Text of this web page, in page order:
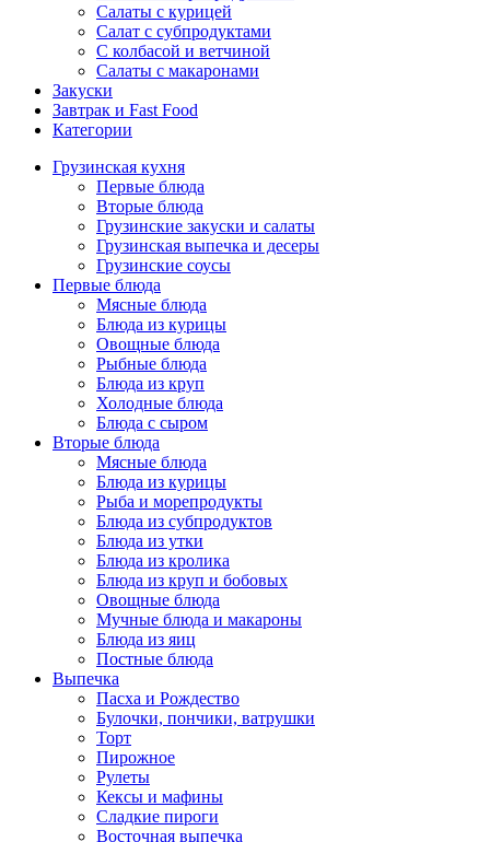
Салаты с курицей
Салат с субпродуктами
С колбасой и ветчиной
Салаты с макаронами
Закуски
Завтрак и Fast Food
Категории
Грузинская кухня
Первые блюда
Вторые блюда
Грузинские закуски и салаты
Грузинская выпечка и десеры
Грузинские соусы
Первые блюда
Мясные блюда
Блюда из курицы
Овощные блюда
Рыбные блюда
Блюда из круп
Холодные блюда
Блюда с сыром
Вторые блюда
Мясные блюда
Блюда из курицы
Рыба и морепродукты
Блюда из субпродуктов
Блюда из утки
Блюда из кролика
Блюда из круп и бобовых
Овощные блюда
Мучные блюда и макароны
Блюда из яиц
Постные блюда
Выпечка
Пасха и Рождество
Булочки, пончики, ватрушки
Торт
Пирожное
Рулеты
Кексы и мафины
Сладкие пироги
Восточная выпечка